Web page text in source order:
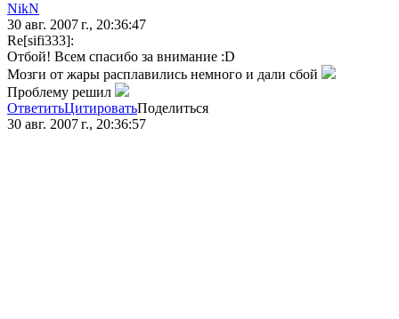
NikN
30 авг. 2007 г., 20:36:47
Re[sifi333]:
Отбой! Всем спасибо за внимание :D
Мозги от жары расплавились немного и дали сбой
Проблему решил
ОтветитьЦитироватьПоделиться
30 авг. 2007 г., 20:36:57